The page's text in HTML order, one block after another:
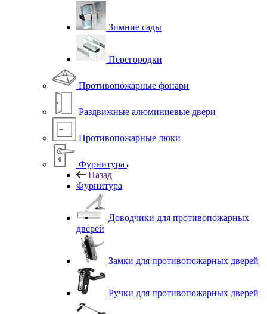
Зимние сады
Перегородки
Противопожарные фонари
Раздвижные алюминиевые двери
Противопожарные люки
Фурнитура
Назад
Фурнитура
Доводчики для противопожарных
дверей
Замки для противопожарных дверей
Ручки для противопожарных дверей